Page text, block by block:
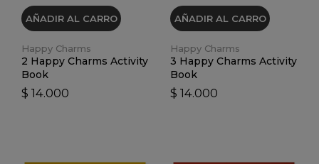
AÑADIR AL CARRO
Happy Charms
2 Happy Charms Activity
Book
$ 14.000
AÑADIR AL CARRO
Happy Charms
3 Happy Charms Activity
Book
$ 14.000